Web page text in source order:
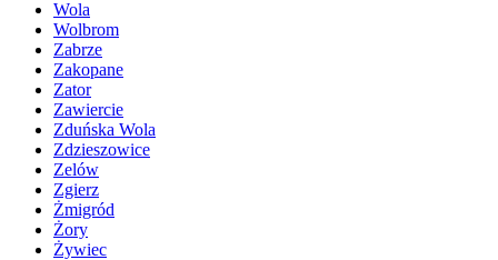
Wola
Wolbrom
Zabrze
Zakopane
Zator
Zawiercie
Zduńska Wola
Zdzieszowice
Zelów
Zgierz
Żmigród
Żory
Żywiec